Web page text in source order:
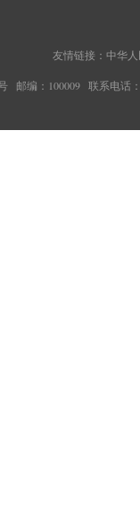
友情链接： 中华
邮编：100009 联系电话